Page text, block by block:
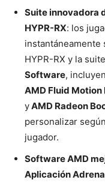
Suite innovadora
HYPR-RX: los
instantáneamente
HYPR-RX y la
Software,
AMD Fluid Motion
yAMD Radeon
personalizar
jugador.
Software AMD
Aplicación